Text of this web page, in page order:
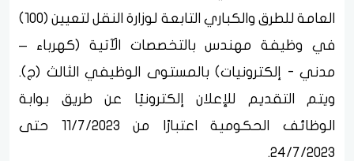
العامة للطرق والكباري التابعة لوزارة النقل لتعيين (100)
في وظيفة مهندس بالتخصصات الَآتية (كهرباء –
مدني - إلكترونيات) بالمستوى الوظيفي الثالث (ج).
ويتم التقديم للإعلان إلكترونيًا عن طريق بوابة
الوظائف الحكومية اعتبارًا من 11/7/2023 حتى
24/7/2023.